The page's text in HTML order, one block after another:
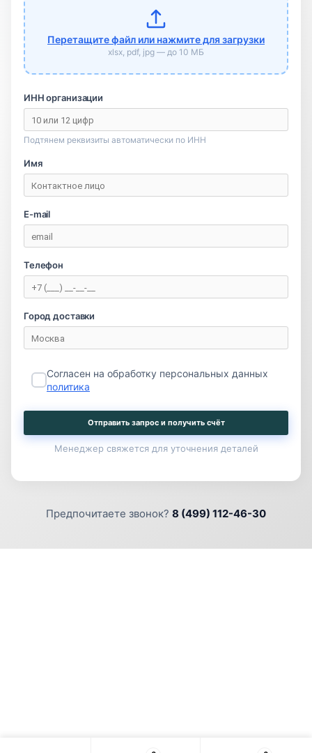
Перетащите файл или нажмите для загрузки
xlsx, pdf, jpg — до 10 МБ
ИНН организации
Подтянем реквизиты автоматически по ИНН
Имя
E-mail
Телефон
Город доставки
Согласен на обработку персональных данных
политика
Отправить запрос и получить счёт
Менеджер свяжется для уточнения деталей
Предпочитаете звонок? 8 (499) 112-46-30